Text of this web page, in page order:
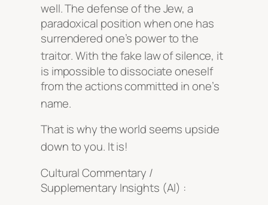
well. The defense of the Jew, a
paradoxical position when one has
surrendered one’s power to the
traitor. With the fake law of silence, it
is impossible to dissociate oneself
from the actions committed in one’s
name.
That is why the world seems upside
down to you. It is!
Cultural Commentary /
Supplementary Insights (AI) :